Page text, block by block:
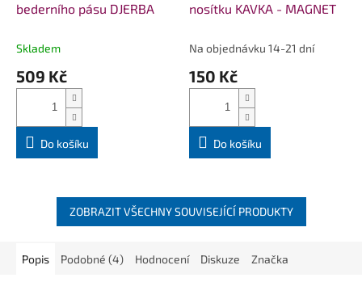
bederního pásu DJERBA
Skladem
509 Kč
Do košíku
nosítku KAVKA - MAGNET
Na objednávku 14-21 dní
150 Kč
Do košíku
ZOBRAZIT VŠECHNY SOUVISEJÍCÍ PRODUKTY
Popis Podobné (4) Hodnocení Diskuze Značka